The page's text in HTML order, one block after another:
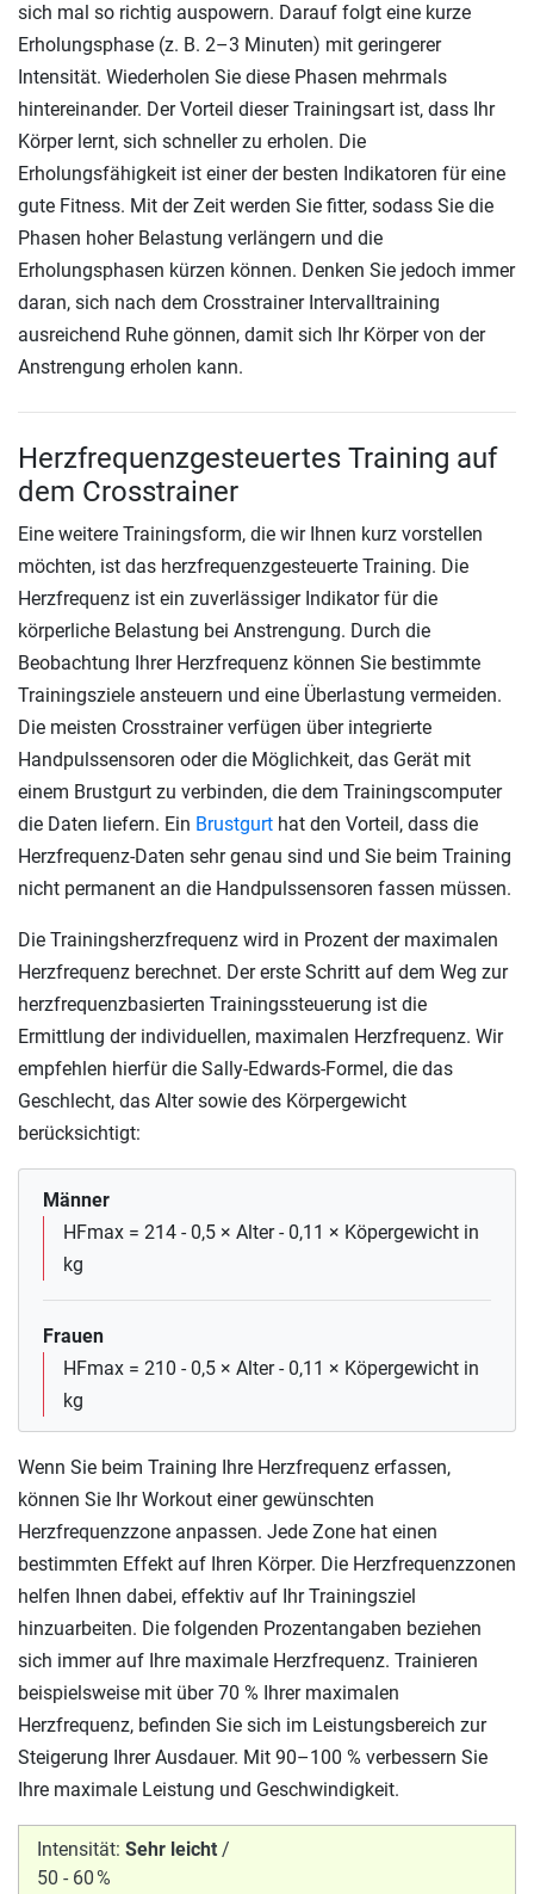
sich mal so richtig auspowern. Darauf folgt eine kurze
Erholungsphase (z. B. 2–3 Minuten) mit geringerer
Intensität. Wiederholen Sie diese Phasen mehrmals
hintereinander. Der Vorteil dieser Trainingsart ist, dass Ihr
Körper lernt, sich schneller zu erholen. Die
Erholungsfähigkeit ist einer der besten Indikatoren für eine
gute Fitness. Mit der Zeit werden Sie fitter, sodass Sie die
Phasen hoher Belastung verlängern und die
Erholungsphasen kürzen können. Denken Sie jedoch immer
daran, sich nach dem Crosstrainer Intervalltraining
ausreichend Ruhe gönnen, damit sich Ihr Körper von der
Anstrengung erholen kann.
Herzfrequenzgesteuertes Training auf
dem Crosstrainer
Eine weitere Trainingsform, die wir Ihnen kurz vorstellen
möchten, ist das herzfrequenzgesteuerte Training. Die
Herzfrequenz ist ein zuverlässiger Indikator für die
körperliche Belastung bei Anstrengung. Durch die
Beobachtung Ihrer Herzfrequenz können Sie bestimmte
Trainingsziele ansteuern und eine Überlastung vermeiden.
Die meisten Crosstrainer verfügen über integrierte
Handpulssensoren oder die Möglichkeit, das Gerät mit
einem Brustgurt zu verbinden, die dem Trainingscomputer
die Daten liefern. Ein Brustgurt hat den Vorteil, dass die
Herzfrequenz-Daten sehr genau sind und Sie beim Training
nicht permanent an die Handpulssensoren fassen müssen.
Die Trainingsherzfrequenz wird in Prozent der maximalen
Herzfrequenz berechnet. Der erste Schritt auf dem Weg zur
herzfrequenzbasierten Trainingssteuerung ist die
Ermittlung der individuellen, maximalen Herzfrequenz. Wir
empfehlen hierfür die Sally-Edwards-Formel, die das
Geschlecht, das Alter sowie des Körpergewicht
berücksichtigt:
Männer
HFmax = 214 - 0,5 × Alter - 0,11 × Köpergewicht in
kg
Frauen
HFmax = 210 - 0,5 × Alter - 0,11 × Köpergewicht in
kg
Wenn Sie beim Training Ihre Herzfrequenz erfassen,
können Sie Ihr Workout einer gewünschten
Herzfrequenzzone anpassen. Jede Zone hat einen
bestimmten Effekt auf Ihren Körper. Die Herzfrequenzzonen
helfen Ihnen dabei, effektiv auf Ihr Trainingsziel
hinzuarbeiten. Die folgenden Prozentangaben beziehen
sich immer auf Ihre maximale Herzfrequenz. Trainieren
beispielsweise mit über 70 % Ihrer maximalen
Herzfrequenz, befinden Sie sich im Leistungsbereich zur
Steigerung Ihrer Ausdauer. Mit 90–100 % verbessern Sie
Ihre maximale Leistung und Geschwindigkeit.
Intensität: Sehr leicht /
50 - 60 %